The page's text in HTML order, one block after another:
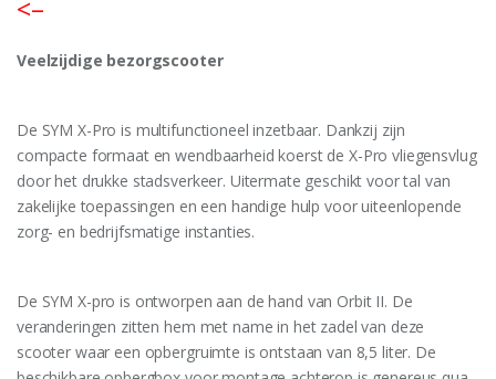
<–
Veelzijdige bezorgscooter
De SYM X-Pro is multifunctioneel inzetbaar. Dankzij zijn
compacte formaat en wendbaarheid koerst de X-Pro vliegensvlug
door het drukke stadsverkeer. Uitermate geschikt voor tal van
zakelijke toepassingen en een handige hulp voor uiteenlopende
zorg- en bedrijfsmatige instanties.
De SYM X-pro is ontworpen aan de hand van Orbit II. De
veranderingen zitten hem met name in het zadel van deze
scooter waar een opbergruimte is ontstaan van 8,5 liter. De